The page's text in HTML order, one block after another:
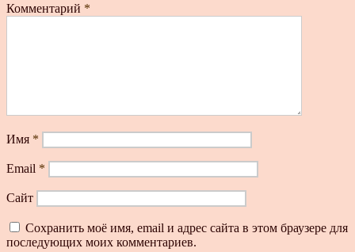
Комментарий *
Имя *
Email *
Сайт
Сохранить моё имя, email и адрес сайта в этом браузере для
последующих моих комментариев.